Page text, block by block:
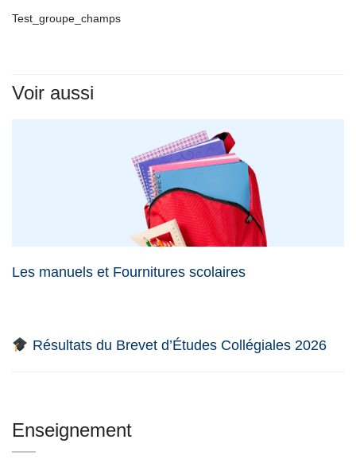
Test_groupe_champs
Voir aussi
Les manuels et Fournitures scolaires
Résultats du Brevet d’Études Collégiales 2026
Enseignement